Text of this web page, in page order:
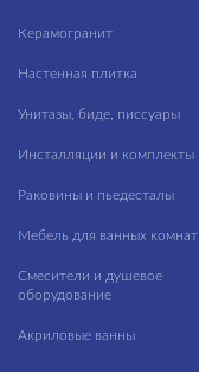
Керамогранит
Настенная плитка
Унитазы, биде, писсуары
Инсталляции и комплекты
Раковины и пьедесталы
Мебель для ванных комнат
Смесители и душевое
оборудование
Акриловые ванны